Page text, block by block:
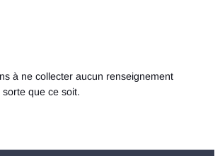
à ne collecter aucun renseignement
sorte que ce soit.